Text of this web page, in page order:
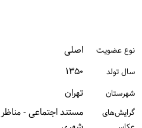
نوع عضویت اصلی
سال تولد ۱۳۵۰
شهرستان تهران
گرایش‌های
مستند اجتماعی - مناظر